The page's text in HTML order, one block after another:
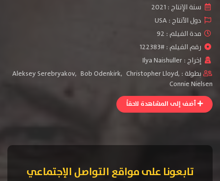
سنة الإنتاج : 2021
دول الأنتاج :USA
مدة الفيلم : 92
رقم الفيلم : #122383
إخراج :Ilya Naishuller
بطولة :
Aleksey Serebryakov, Bob Odenkirk, Christopher Lloyd,
Connie Nielsen
أضف إلى المشاهدة لاحقاً
تابعونا على مواقع التواصل الإجتماعي